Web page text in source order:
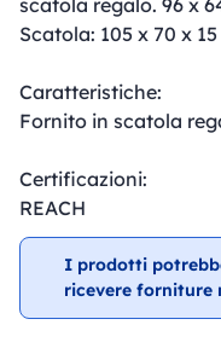
scatola regalo. 96 x
Scatola: 105 x 70 x
Caratteristiche:
Fornito in scatola
Certificazioni:
REACH
I prodotti
ricevere forniture